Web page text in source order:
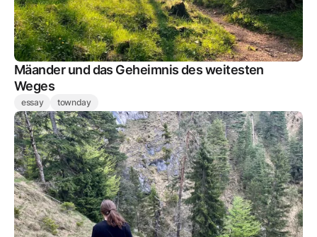
Mäander und das Geheimnis des weitesten
Weges
essay townday